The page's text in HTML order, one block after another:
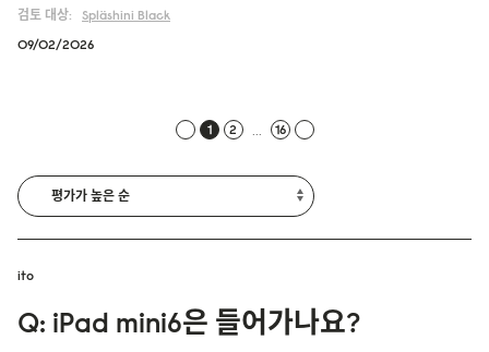
검토 대상: Spläshini Black
09/02/2026
1 2 ... 16
ito
Q: iPad mini6은 들어가나요?